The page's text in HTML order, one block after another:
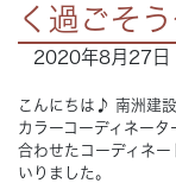
News 新着情報
Voice お客様の声
く過ごそう
2020年8月27日
こんにちは♪ 南洲建設
カラーコーディネー
合わせたコーディネー
いりました。